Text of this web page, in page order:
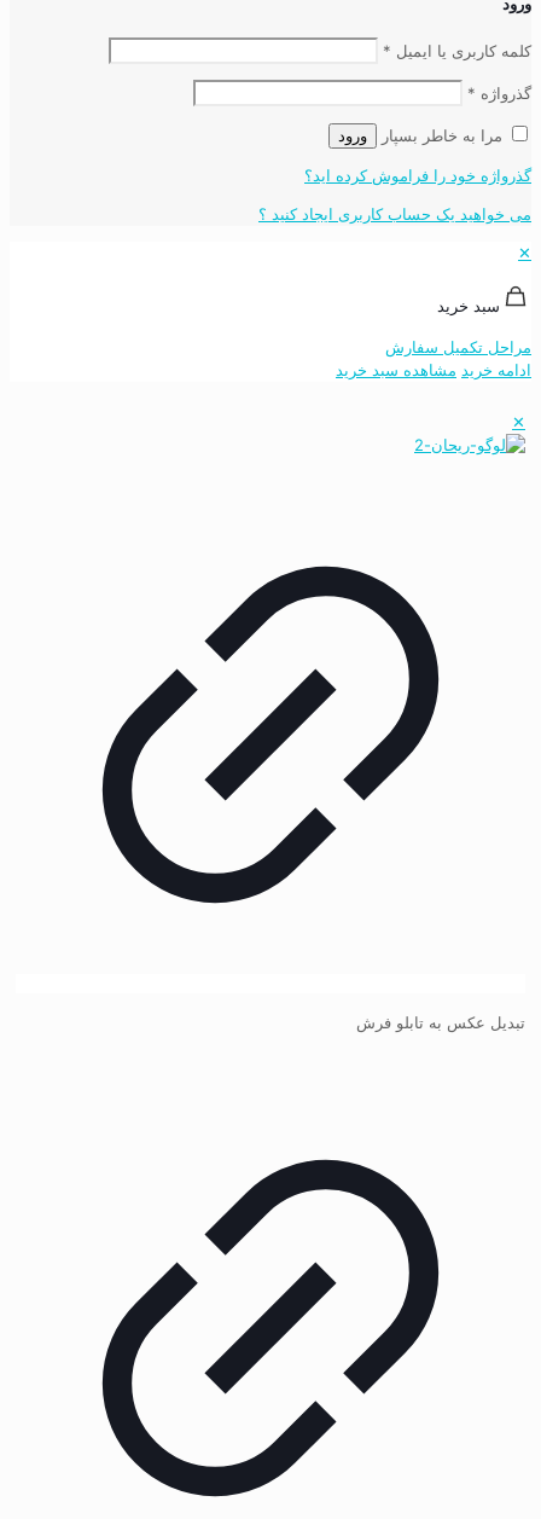
ورود
کلمه کاربری یا ایمیل *
گذرواژه *
مرا به خاطر بسپار ورود
گذرواژه خود را فراموش کرده اید؟
می خواهید یک حساب کاربری ایجاد کنید ؟
✕
سبد خرید
مراحل تکمیل سفارش
ادامه خرید مشاهده سبد خرید
✕
تبدیل عکس به تابلو فرش